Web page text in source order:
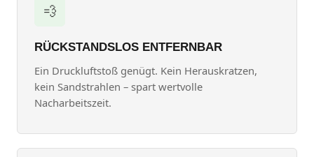
💨
RÜCKSTANDSLOS ENTFERNBAR
Ein Druckluftstoß genügt. Kein Herauskratzen,
kein Sandstrahlen – spart wertvolle
Nacharbeitszeit.